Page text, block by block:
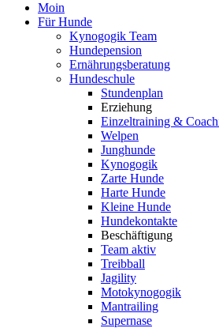
Moin
Für Hunde
Kynogogik Team
Hundepension
Ernährungsberatung
Hundeschule
Stundenplan
Erziehung
Einzeltraining &
Welpen
Junghunde
Kynogogik
Zarte Hunde
Harte Hunde
Kleine Hunde
Hundekontakte
Beschäftigung
Team aktiv
Treibball
Jagility
Motokynogogik
Mantrailing
Supernase